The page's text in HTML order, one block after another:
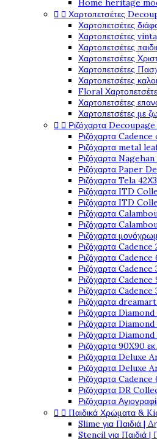
Home heritage
  Χαρτοπετσέτες
Χαρτοπετσέτες
Χαρτοπετσέτες
Χαρτοπετσέτες
Χαρτοπετσέτες
Χαρτοπετσέτες
Χαρτοπετσέτες
Floral
Χαρτοπετσέτες
Χαρτοπετσέτες με
  Ριζόχαρτα Decoupage
Ριζόχαρτα
Ριζόχαρτα metal
Ριζόχαρτα
Ριζόχαρτα Paper
Ριζόχαρτα Tela
Ριζόχαρτα ITD
Ριζόχαρτα ITD
Ριζόχαρτα
Ριζόχαρτα
Ριζόχαρτα
Ριζόχαρτα Cadence
Ριζόχαρτα Cadence
Ριζόχαρτα Cadence
Ριζόχαρτα Cadence
Ριζόχαρτα Cadence
Ριζόχαρτα dreamart
Ριζόχαρτα Diamond
Ριζόχαρτα Diamond
Ριζόχαρτα Diamond
Ριζόχαρτα 90X90 εκ.
Ριζόχαρτα Deluxe
Ριζόχαρτα Deluxe
Ριζόχαρτα Cadence
Ριζόχαρτα DR
Ριζόχαρτα
  Παιδικά Χρώματα &
Slime για Παιδιά |
Stencil για Παιδιά |